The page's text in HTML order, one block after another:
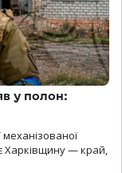
у полон:
Харківщину — край,